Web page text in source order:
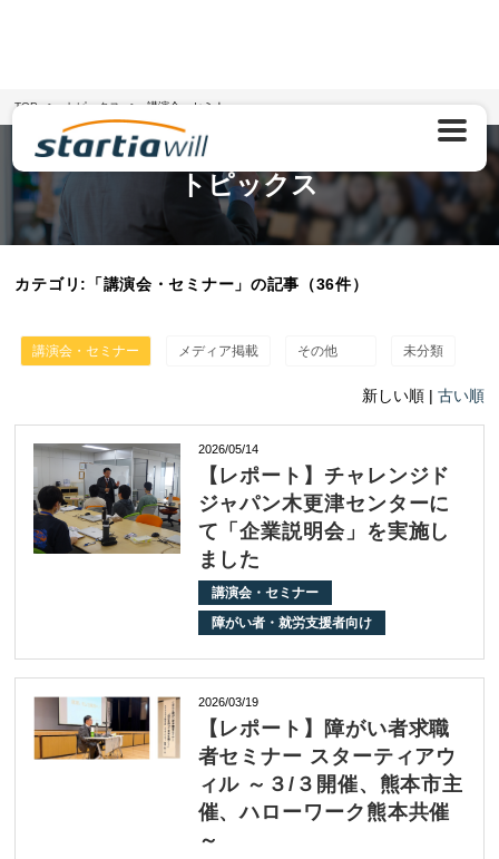
TOP トピックス 講演会・セミナー
トピックス
カテゴリ:「講演会・セミナー」の記事（36件）
講演会・セミナー メディア掲載 その他 未分類
新しい順 | 古い順
2026/05/14
【レポート】チャレンジド
ジャパン木更津センターに
て「企業説明会」を実施し
ました
講演会・セミナー
障がい者・就労支援者向け
2026/03/19
【レポート】障がい者求職
者セミナー スターティアウ
ィル ～３/３開催、熊本市主
催、ハローワーク熊本共催
～